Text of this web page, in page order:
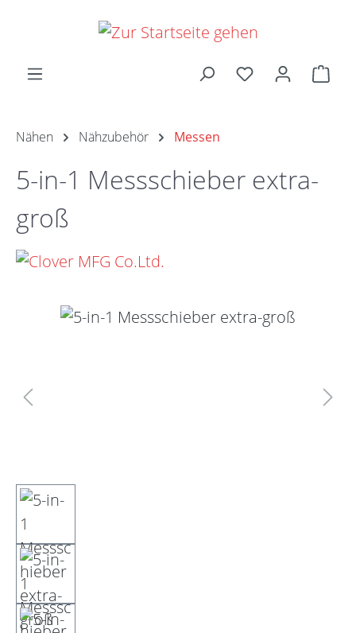
Zum Hauptinhalt springen
Nähen Nähzubehör Messen
5-in-1 Messschieber extra-
groß
Bildergalerie überspringen